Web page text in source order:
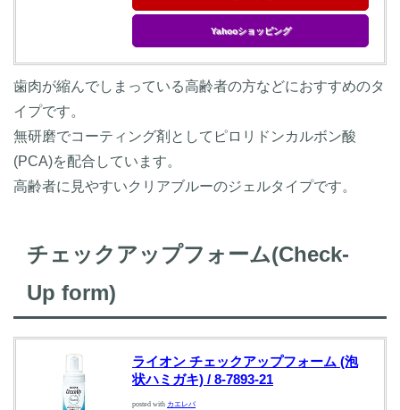
Yahooショッピング
歯肉が縮んでしまっている高齢者の方などにおすすめのタ
イプです。
無研磨でコーティング剤としてピロリドンカルボン酸
(PCA)を配合しています。
高齢者に見やすいクリアブルーのジェルタイプです。
チェックアップフォーム(Check-
Up form)
ライオン チェックアップフォーム (泡
状ハミガキ) / 8-7893-21
posted with カエレバ